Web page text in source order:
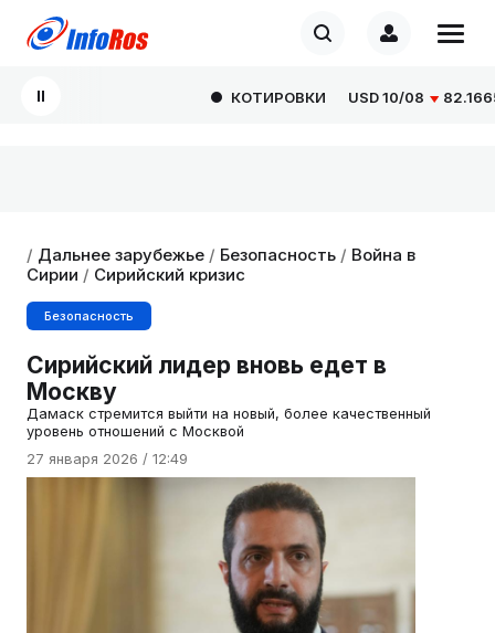
КОТИРОВКИ USD10/08 82.1665
/ Дальнее зарубежье / Безопасность / Война в
Сирии / Сирийский кризис
Безопасность
Сирийский лидер вновь едет в
Москву
Дамаск стремится выйти на новый, более качественный
уровень отношений с Москвой
27 января 2026 / 12:49